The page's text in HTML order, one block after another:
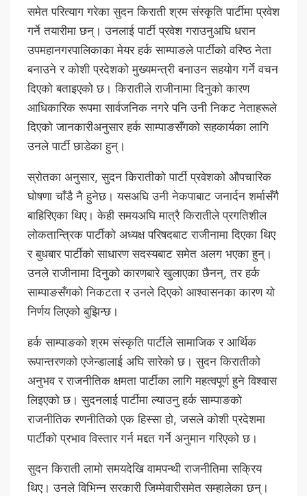
समेत परित्याग गरेका सुदन किराती श्रम संस्कृति पार्टीमा प्रवेश
गर्ने तयारीमा छन्। उनलाई पार्टी प्रवेश गराउनुअघि धरान
उपमहानगरपालिकाका मेयर हर्क साम्पाङले पार्टीको वरिष्ठ नेता
बनाउने र कोशी प्रदेशको मुख्यमन्त्री बनाउन सहयोग गर्ने वचन
दिएको बताइएको छ। किरातीले राजीनामा दिनुको कारण
आधिकारिक रूपमा सार्वजनिक नगरे पनि उनी निकट नेताहरूले
दिएको जानकारीअनुसार हर्क साम्पाङसँगको सहकार्यका लागि
उनले पार्टी छाडेका हुन्।
स्रोतका अनुसार, सुदन किरातीको पार्टी प्रवेशको औपचारिक
घोषणा चाँडै नै हुनेछ। यसअघि उनी नेकपाबाट जनार्दन शर्मासँगै
बाहिरिएका थिए। केही समयअघि मात्रै किरातीले प्रगतिशील
लोकतान्त्रिक पार्टीको अध्यक्ष परिषदबाट राजीनामा दिएका थिए
र बुधबार पार्टीको साधारण सदस्यबाट समेत अलग भएका हुन्।
उनले राजीनामा दिनुको कारणबारे खुलाएका छैनन्, तर हर्क
साम्पाङसँगको निकटता र उनले दिएको आश्वासनका कारण यो
निर्णय लिएको बुझिन्छ।
हर्क साम्पाङको श्रम संस्कृति पार्टीले सामाजिक र आर्थिक
रूपान्तरणको एजेन्डालाई अघि सारेको छ। सुदन किरातीको
अनुभव र राजनीतिक क्षमता पार्टीका लागि महत्वपूर्ण हुने विश्वास
लिइएको छ। सुदनलाई पार्टीमा ल्याउनु हर्क साम्पाङको
राजनीतिक रणनीतिको एक हिस्सा हो, जसले कोशी प्रदेशमा
पार्टीको प्रभाव विस्तार गर्न मद्दत गर्ने अनुमान गरिएको छ।
सुदन किराती लामो समयदेखि वामपन्थी राजनीतिमा सक्रिय
थिए। उनले विभिन्न सरकारी जिम्मेवारीसमेत सम्हालेका छन्।